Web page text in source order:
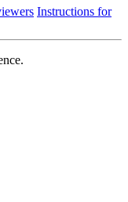
Instructions for